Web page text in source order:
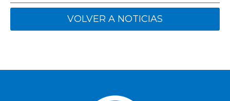
VOLVER A NOTICIAS